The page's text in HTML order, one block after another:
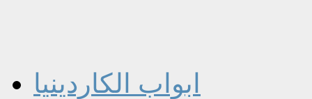
ابواب الكاردينيا